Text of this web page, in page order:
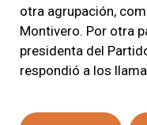
otra agrupación,
Montivero. Por otra
presidenta del
respondió a los